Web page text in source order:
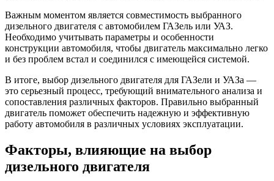
Важным моментом является совместимость выбранного
дизельного двигателя с автомобилем ГАЗель или УАЗ.
Необходимо учитывать параметры и особенности
конструкции автомобиля, чтобы двигатель максимально легко
и без проблем встал и соединился с имеющейся системой.
В итоге, выбор дизельного двигателя для ГАЗели и УАЗа —
это серьезный процесс, требующий внимательного анализа и
сопоставления различных факторов. Правильно выбранный
двигатель поможет обеспечить надежную и эффективную
работу автомобиля в различных условиях эксплуатации.
Факторы, влияющие на выбор
дизельного двигателя